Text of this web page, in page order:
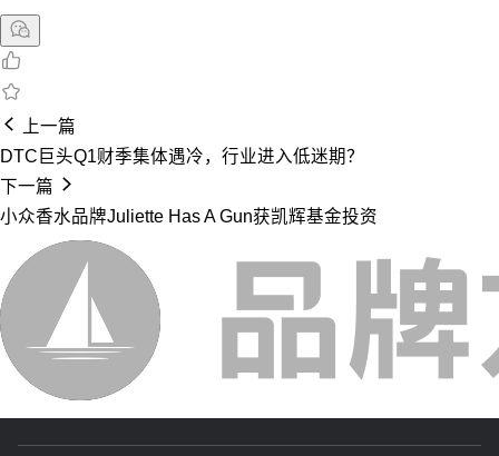
上一篇
DTC巨头Q1财季集体遇冷，行业进入低迷期？
下一篇
小众香水品牌Juliette Has A Gun获凯辉基金投资